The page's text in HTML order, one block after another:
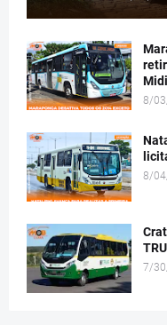
Midi
8/
8/
7/